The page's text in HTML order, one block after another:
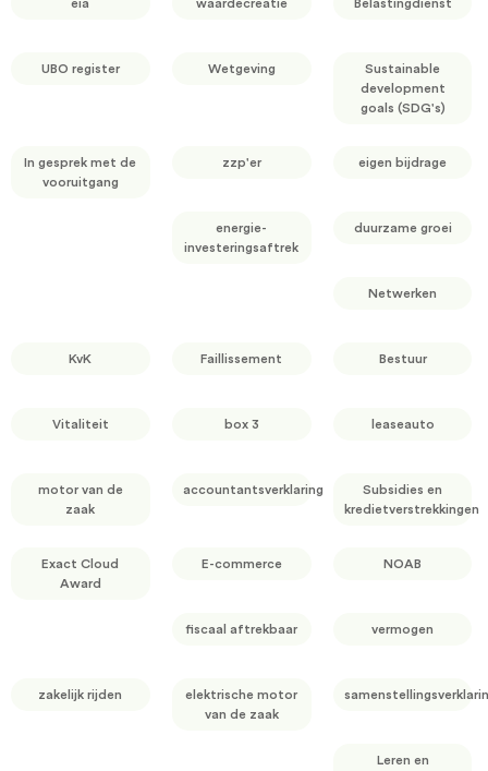
eia waardecreatie Belastingdienst
UBO register Wetgeving
Sustainable
development
goals (SDG's)
In gesprek met de
vooruitgang
zzp'er eigen bijdrage
energie-
investeringsaftrek
duurzame groei
Netwerken
KvK Faillissement Bestuur
Vitaliteit box 3 leaseauto
motor van de
zaak
accountantsverklaring
Subsidies en
kredietverstrekkingen
Exact Cloud
Award
E-commerce NOAB
fiscaal aftrekbaar vermogen
zakelijk rijden
elektrische motor
van de zaak
Leren en